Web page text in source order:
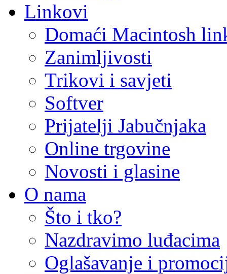
Linkovi
Domaći Macintosh
Zanimljivosti
Trikovi i savjeti
Softver
Prijatelji Jabučnjaka
Online trgovine
Novosti i glasine
O nama
Što i tko?
Nazdravimo luđacima
Oglašavanje i